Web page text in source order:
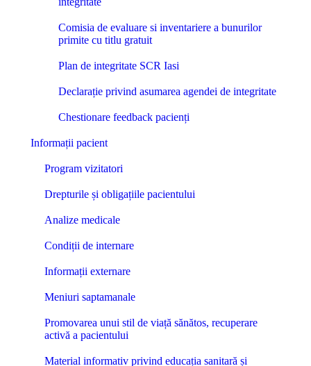
Comisia de evaluare si inventariere a bunurilor
primite cu titlu gratuit
Plan de integritate SCR Iasi
Declarație privind asumarea agendei de integritate
Chestionare feedback pacienți
Informații pacient
Program vizitatori
Drepturile și obligațiile pacientului
Analize medicale
Condiții de internare
Informații externare
Meniuri saptamanale
Promovarea unui stil de viață sănătos, recuperare
activă a pacientului
Material informativ privind educația sanitară și